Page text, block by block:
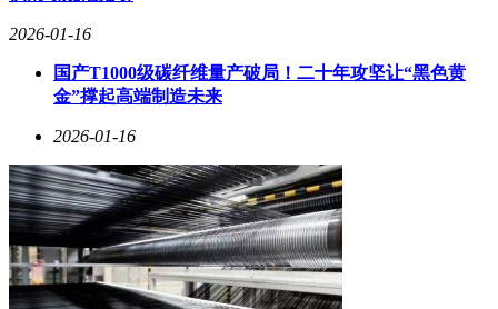
突破，不仅体现了国内AI技术在社交协作场景的应用创新，
工程化落地方面的综合实力。随着1月下旬正式版本的逐步开
放，这一功能有望重新定义人机协作的边界。
2026-01-16
国产T1000级碳纤维量产破局！二十年攻坚让“黑色黄
金”撑起高端制造未来
2026-01-16